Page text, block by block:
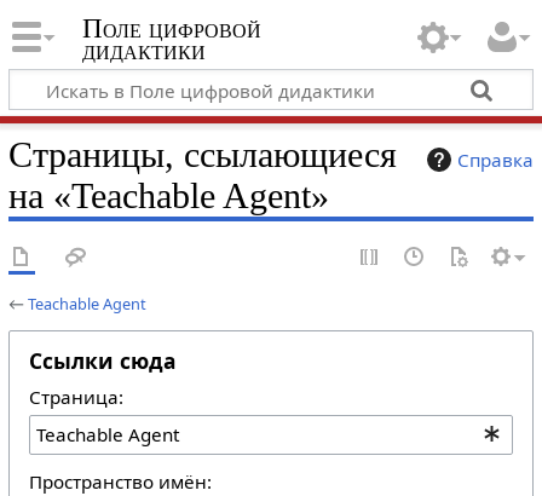
Поле цифровой
дидактики
Справка
Страницы, ссылающиеся
на «Teachable Agent»
←Teachable Agent
Ссылки сюда
Страница:
Пространство имён: